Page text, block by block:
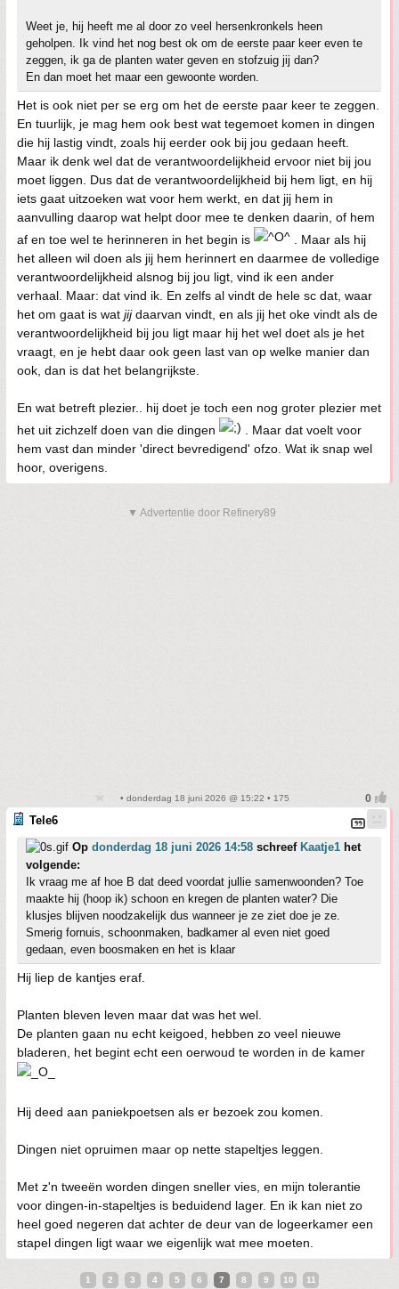
Weet je, hij heeft me al door zo veel hersenkronkels heen
geholpen. Ik vind het nog best ok om de eerste paar keer even te
zeggen, ik ga de planten water geven en stofzuig jij dan?
En dan moet het maar een gewoonte worden.
Het is ook niet per se erg om het de eerste paar keer te zeggen.
En tuurlijk, je mag hem ook best wat tegemoet komen in dingen
die hij lastig vindt, zoals hij eerder ook bij jou gedaan heeft.
Maar ik denk wel dat de verantwoordelijkheid ervoor niet bij jou
moet liggen. Dus dat de verantwoordelijkheid bij hem ligt, en hij
iets gaat uitzoeken wat voor hem werkt, en dat jij hem in
aanvulling daarop wat helpt door mee te denken daarin, of hem
af en toe wel te herinneren in het begin is
. Maar als hij
het alleen wil doen als jij hem herinnert en daarmee de volledige
verantwoordelijkheid alsnog bij jou ligt, vind ik een ander
verhaal. Maar: dat vind ik. En zelfs al vindt de hele sc dat, waar
het om gaat is wat jijdaarvan vindt, en als jij het oke vindt als de
verantwoordelijkheid bij jou ligt maar hij het wel doet als je het
vraagt, en je hebt daar ook geen last van op welke manier dan
ook, dan is dat het belangrijkste.
En wat betreft plezier.. hij doet je toch een nog groter plezier met
het uit zichzelf doen van die dingen
. Maar dat voelt voor
hem vast dan minder 'direct bevredigend' ofzo. Wat ik snap wel
hoor, overigens.
▼ Advertentie door Refinery89
• donderdag 18 juni 2026 @ 15:22 • 175
Tele6
Op donderdag 18 juni 2026 14:58 schreef Kaatje1 het
volgende:
Ik vraag me af hoe B dat deed voordat jullie samenwoonden? Toe
maakte hij (hoop ik) schoon en kregen de planten water? Die
klusjes blijven noodzakelijk dus wanneer je ze ziet doe je ze.
Smerig fornuis, schoonmaken, badkamer al even niet goed
gedaan, even boosmaken en het is klaar
Hij liep de kantjes eraf.
Planten bleven leven maar dat was het wel.
De planten gaan nu echt keigoed, hebben zo veel nieuwe
bladeren, het begint echt een oerwoud te worden in de kamer
Hij deed aan paniekpoetsen als er bezoek zou komen.
Dingen niet opruimen maar op nette stapeltjes leggen.
Met z'n tweeën worden dingen sneller vies, en mijn tolerantie
voor dingen-in-stapeltjes is beduidend lager. En ik kan niet zo
heel goed negeren dat achter de deur van de logeerkamer een
stapel dingen ligt waar we eigenlijk wat mee moeten.
1 2 3 4 5 6 7 8 9 10 11